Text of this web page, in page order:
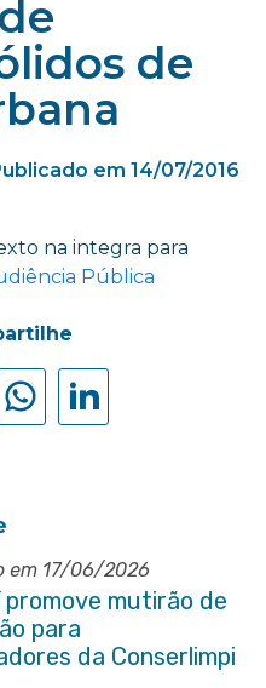
de
em 14/07/2016
na integra para
Pública
em 17/06/2026
mutirão de
para
da Conserlimpi